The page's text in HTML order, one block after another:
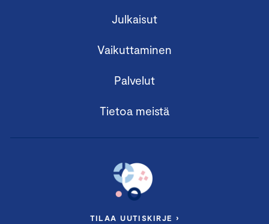
Julkaisut
Vaikuttaminen
Palvelut
Tietoa meistä
TILAA UUTISKIRJE ›